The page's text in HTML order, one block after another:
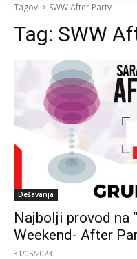
Tagovi SWW After Party
Tag: SWW
Dešavanja
Najbolji provod na
Weekend- After
31/05/2023